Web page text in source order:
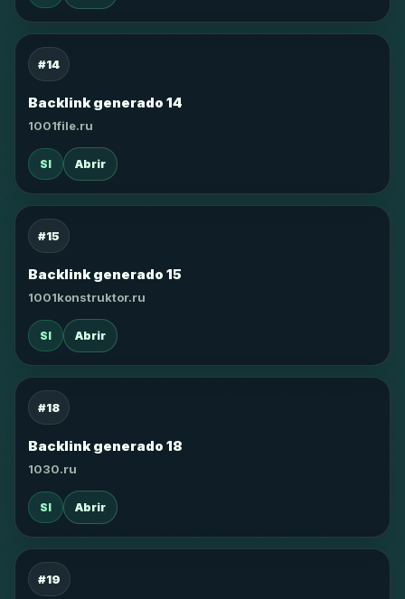
#14
Backlink generado 14
1001file.ru
SI Abrir
#15
Backlink generado 15
1001konstruktor.ru
SI Abrir
#18
Backlink generado 18
1030.ru
SI Abrir
#19